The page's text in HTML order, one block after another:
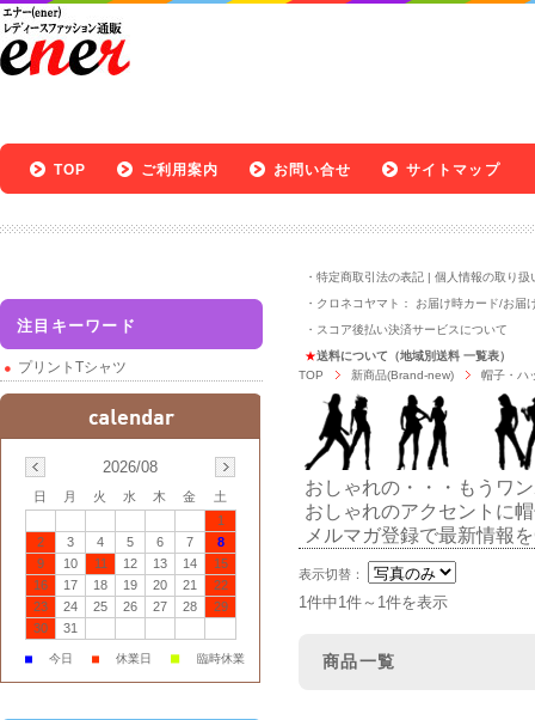
TOP ご利用案内 お問い合せ サイトマップ
・ 特定商取引法の表記 | 個人情報の取り扱
・クロネコヤマト： お届け時カード/お届
・ スコア後払い決済サービスについて
★送料について（地域別送料 一覧表）
TOP
新商品(Brand-new) 帽子・ハ
おしゃれの・・・もうワ
おしゃれのアクセントに
メルマガ登録で最新情報
表示切替：
1件中1件～1件を表示
商品一覧
注目キーワード
プリントTシャツ
2026/08
日 月 火 水 木 金
土
1
2
3 4 5 6 7
8
9
10 11 12 13 14
15
16
17 18 19 20 21
22
23
24 25 26 27 28
29
30
31
■ 今日 ■ 休業日 ■ 臨時休業